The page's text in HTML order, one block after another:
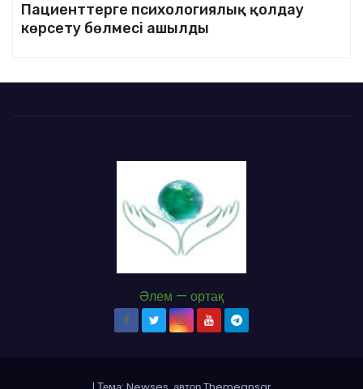
Пациенттерге психологиялық қолдау
көрсету бөлмесі ашылды
Әлем — ортақ